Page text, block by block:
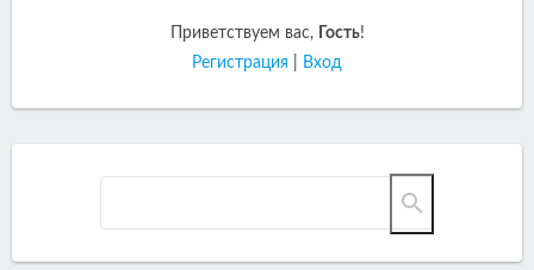
Приветствуем вас, Гость!
Регистрация
Вход